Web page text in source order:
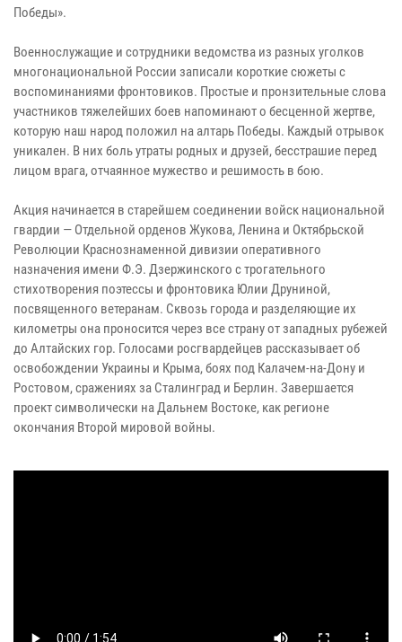
Победы».
Военнослужащие и сотрудники ведомства из разных уголков
многонациональной России записали короткие сюжеты с
воспоминаниями фронтовиков. Простые и пронзительные слова
участников тяжелейших боев напоминают о бесценной жертве,
которую наш народ положил на алтарь Победы. Каждый отрывок
уникален. В них боль утраты родных и друзей, бесстрашие перед
лицом врага, отчаянное мужество и решимость в бою.
Акция начинается в старейшем соединении войск национальной
гвардии — Отдельной орденов Жукова, Ленина и Октябрьской
Революции Краснознаменной дивизии оперативного
назначения имени Ф.Э. Дзержинского с трогательного
стихотворения поэтессы и фронтовика Юлии Друниной,
посвященного ветеранам. Сквозь города и разделяющие их
километры она проносится через все страну от западных рубежей
до Алтайских гор. Голосами росгвардейцев рассказывает об
освобождении Украины и Крыма, боях под Калачем-на-Дону и
Ростовом, сражениях за Сталинград и Берлин. Завершается
проект символически на Дальнем Востоке, как регионе
окончания Второй мировой войны.